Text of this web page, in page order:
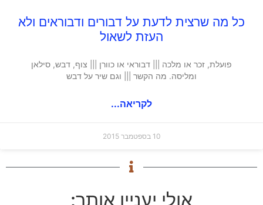
כל מה שרצית לדעת על דבורים ודבוראים ולא
העזת לשאול
פועלת, זכר או מלכה ||| דבוראי או כוורן ||| צוף, דבש, סילאן
ומליסה. מה הקשר ||| וגם שיר על דבש
לקריאה...
10 בספטמבר 2015
אולי יעניין אותך: